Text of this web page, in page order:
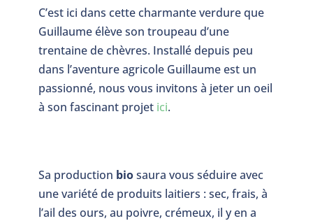
C’est ici dans cette charmante verdure que
Guillaume élève son troupeau d’une
trentaine de chèvres. Installé depuis peu
dans l’aventure agricole Guillaume est un
passionné, nous vous invitons à jeter un oeil
à son fascinant projet ici.
Sa production biosaura vous séduire avec
une variété de produits laitiers : sec, frais, à
l’ail des ours, au poivre, crémeux, il y en a